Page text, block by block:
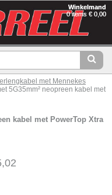
Winkelmand
0 items € 0,00
met Mennekes
5G35mm² neopreen kabel met
kabel met PowerTop Xtra